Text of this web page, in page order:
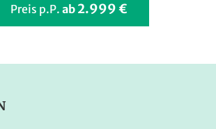
Preis p.P. ab 2.999 €